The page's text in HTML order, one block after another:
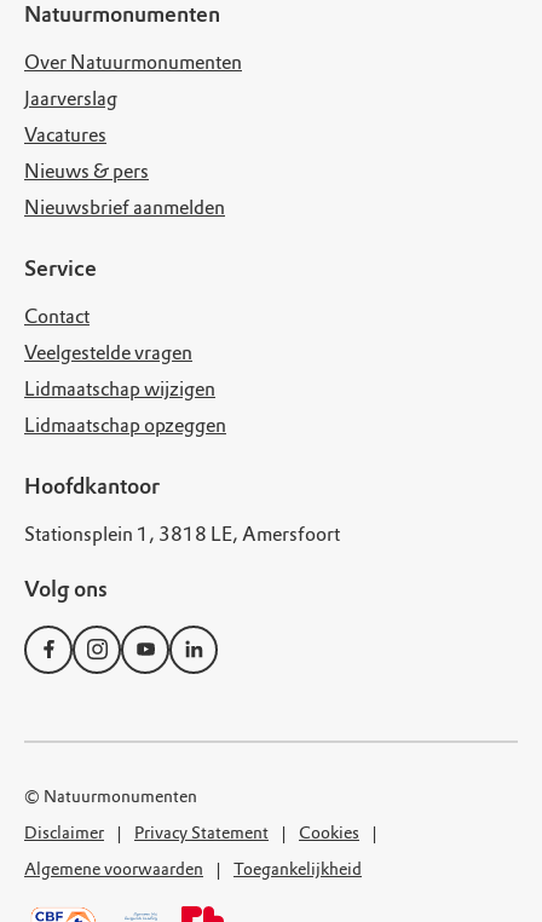
Natuurmonumenten
Over Natuurmonumenten
Jaarverslag
Vacatures
Nieuws & pers
Nieuwsbrief aanmelden
Service
Contact
Veelgestelde vragen
Lidmaatschap wijzigen
Lidmaatschap opzeggen
Hoofdkantoor
Stationsplein 1, 3818 LE, Amersfoort
Volg ons
© Natuurmonumenten
Disclaimer
Privacy Statement
Cookies
Algemene voorwaarden
Toegankelijkheid